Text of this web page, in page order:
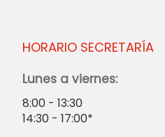
HORARIO SECRETARÍA
Lunes a viernes:
8:00 - 13:30
14:30 - 17:00*